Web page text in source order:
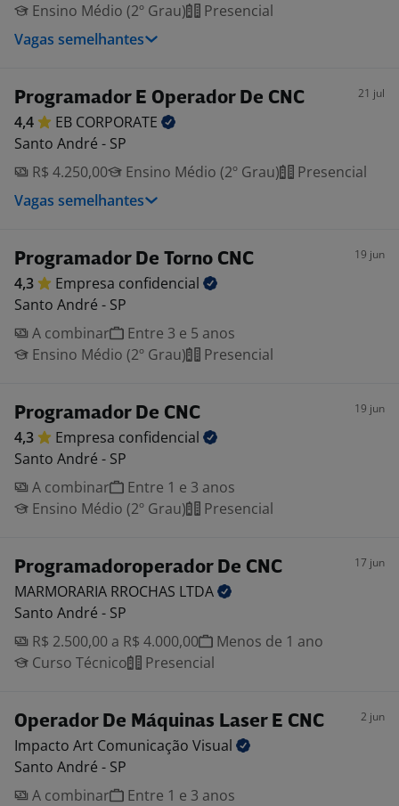
Ensino Médio (2º Grau)
Presencial
Vagas semelhantes
Programador E Operador De CNC 21 jul
4,4 EB CORPORATE
Santo André - SP
R$ 4.250,00
Ensino Médio (2º Grau)
Presencial
Vagas semelhantes
Programador De Torno CNC 19 jun
4,3 Empresa confidencial
Santo André - SP
A combinar
Entre 3 e 5 anos
Ensino Médio (2º Grau)
Presencial
Programador De CNC 19 jun
4,3 Empresa confidencial
Santo André - SP
A combinar
Entre 1 e 3 anos
Ensino Médio (2º Grau)
Presencial
Programadoroperador De CNC 17 jun
MARMORARIA RROCHAS LTDA
Santo André - SP
R$ 2.500,00 a R$ 4.000,00
Menos de 1 ano
Curso Técnico
Presencial
Operador De Máquinas Laser E CNC 2 jun
Impacto Art Comunicação Visual
Santo André - SP
A combinar
Entre 1 e 3 anos